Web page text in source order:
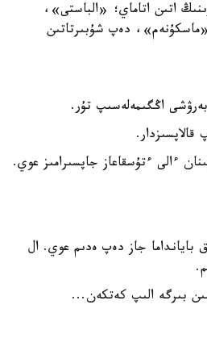
اتىن اتاماي؛ «الباستى»،
دەپ شۇبىرتاتىن
اڭگىمەلەسىپ تۇر.
ءالى ءتۇسقاعاز جاپسىرامىز عوي.
بايانداما جاز دەپ ەدىم عوي. ال
بىرگە الىپ كەتكەن...